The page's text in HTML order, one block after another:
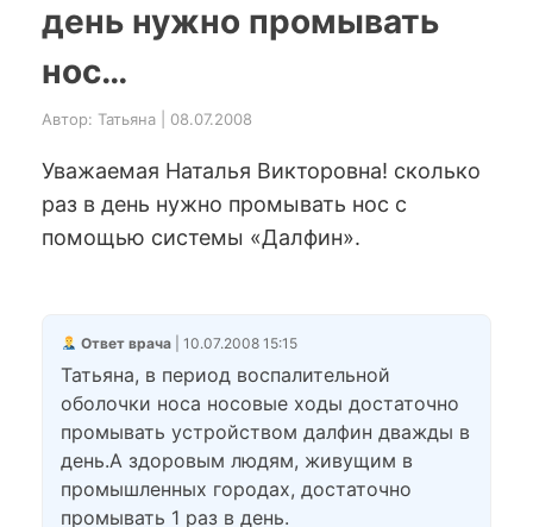
день нужно промывать
нос…
Автор: Татьяна | 08.07.2008
Уважаемая Наталья Викторовна! сколько
раз в день нужно промывать нос с
помощью системы «Далфин».
Ответ врача| 10.07.2008 15:15
Татьяна, в период воспалительной
оболочки носа носовые ходы достаточно
промывать устройством далфин дважды в
день.А здоровым людям, живущим в
промышленных городах, достаточно
промывать 1 раз в день.